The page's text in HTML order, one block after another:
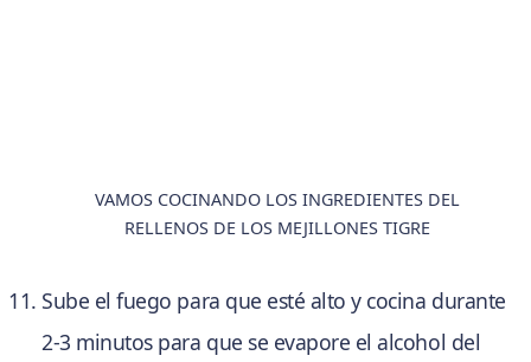
VAMOS COCINANDO LOS INGREDIENTES DEL
RELLENOS DE LOS MEJILLONES TIGRE
Sube el fuego para que esté alto y cocina durante
2-3 minutos para que se evapore el alcohol del